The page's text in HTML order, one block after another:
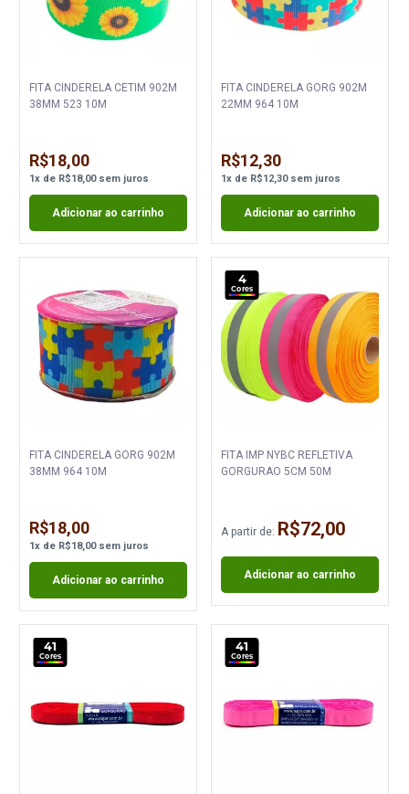
FITA CINDERELA CETIM 902M
38MM 523 10M
R$18,00
1x de R$18,00sem juros
Adicionar ao carrinho
FITA CINDERELA GORG 902M
22MM 964 10M
R$12,30
1xde R$12,30sem juros
Adicionar ao carrinho
FITA CINDERELA GORG 902M
38MM 964 10M
R$18,00
1x de R$18,00sem juros
Adicionar ao carrinho
4
Cores
FITA IMP NYBC REFLETIVA
GORGURAO 5CM 50M
A partir de: R$72,00
Adicionar ao carrinho
41
Cores
41
Cores